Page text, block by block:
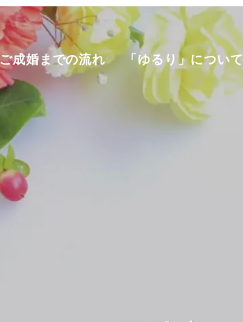
ご成婚までの流れ 「ゆるり」について